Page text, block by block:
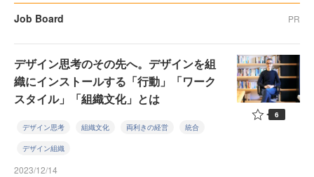
Job Board PR
デザイン思考のその先へ。デザインを組
織にインストールする「行動」「ワーク
スタイル」「組織文化」とは
デザイン思考 組織文化 両利きの経営 統合
デザイン組織
2023/12/14
6